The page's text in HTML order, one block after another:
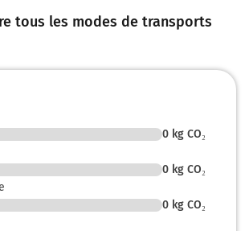
tous les modes de transports
0 kg CO₂
0 kg CO₂
0 kg CO₂